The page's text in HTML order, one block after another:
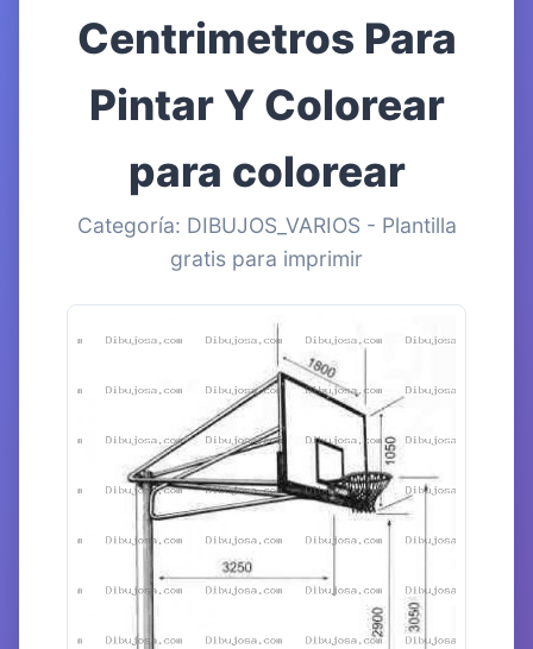
Centrimetros Para
Pintar Y Colorear
para colorear
Categoría: DIBUJOS_VARIOS - Plantilla
gratis para imprimir